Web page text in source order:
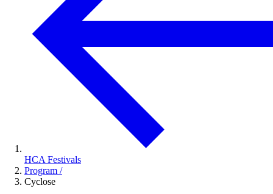
HCA Festivals
Program /
Cyclose